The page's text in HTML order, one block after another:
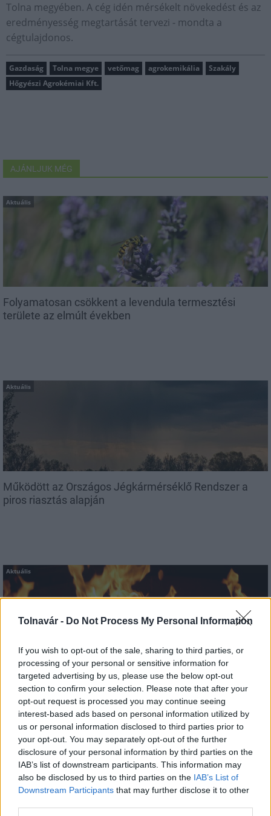
Tolnavár - Do Not Process My Personal Information
If you wish to opt-out of the sale, sharing to third parties, or
processing of your personal or sensitive information for
targeted advertising by us, please use the below opt-out
section to confirm your selection. Please note that after your
opt-out request is processed you may continue seeing
interest-based ads based on personal information utilized by
us or personal information disclosed to third parties prior to
your opt-out. You may separately opt-out of the further
disclosure of your personal information by third parties on the
IAB’s list of downstream participants. This information may
also be disclosed by us to third parties on the IAB’s List of
Downstream Participants that may further disclose it to other
Tolna megyében. A cég idén mérsékelt növekedést és az
eredményesség megtartását tervezi - mondta a
cégtulajdonos.
Gazdaság Tolna megye vetőmag agrokemikália
Szakály
Hőgyészi Agrokémiai Kft.
AJÁNLJUK MÉG
Aktuális
Folyamatosan csökkent a levendula termesztési
területe az elmúlt években
Aktuális
Működött az Országos Jégkármérséklő Rendszer a
piros riasztás alapján
Aktuális
Péntektől Budapesten és 10 vármegyében megszűnik
a tűzgyújtási tilalom
MAGYAR ÉPÍTŐK
Mi épül?